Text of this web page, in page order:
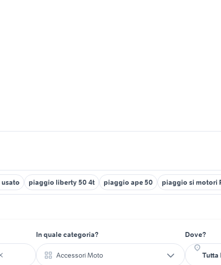
piaggio liberty 50 4t piaggio ape 50 piaggio si motori
In quale categoria?
Accessori Moto
Dove?